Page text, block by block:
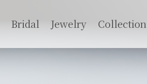
Bridal Jewelry Collection